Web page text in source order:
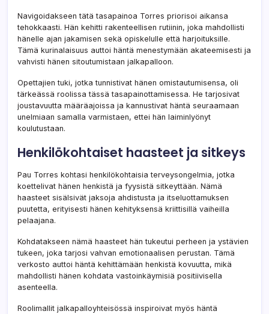
Navigoidakseen tätä tasapainoa Torres priorisoi aikansa
tehokkaasti. Hän kehitti rakenteellisen rutiinin, joka mahdollisti
hänelle ajan jakamisen sekä opiskelulle että harjoituksille.
Tämä kurinalaisuus auttoi häntä menestymään akateemisesti ja
vahvisti hänen sitoutumistaan jalkapalloon.
Opettajien tuki, jotka tunnistivat hänen omistautumisensa, oli
tärkeässä roolissa tässä tasapainottamisessa. He tarjosivat
joustavuutta määräajoissa ja kannustivat häntä seuraamaan
unelmiaan samalla varmistaen, ettei hän laiminlyönyt
koulutustaan.
Henkilökohtaiset haasteet ja sitkeys
Pau Torres kohtasi henkilökohtaisia terveysongelmia, jotka
koettelivat hänen henkistä ja fyysistä sitkeyttään. Nämä
haasteet sisälsivät jaksoja ahdistusta ja itseluottamuksen
puutetta, erityisesti hänen kehityksensä kriittisillä vaiheilla
pelaajana.
Kohdatakseen nämä haasteet hän tukeutui perheen ja ystävien
tukeen, joka tarjosi vahvan emotionaalisen perustan. Tämä
verkosto auttoi häntä kehittämään henkistä kovuutta, mikä
mahdollisti hänen kohdata vastoinkäymisiä positiivisella
asenteella.
Roolimallit jalkapalloyhteisössä inspiroivat myös häntä